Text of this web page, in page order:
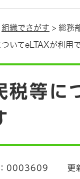
組織でさがす > 総務
いてeLTAXが利用
税等に
0003609 更